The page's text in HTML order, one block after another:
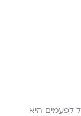
לפעמים היא